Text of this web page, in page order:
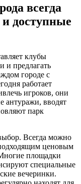
всегда
доступные
клубы
и предлагать
городе с
работает
игроков, они
антуражи, вводят
парк
Всегда можно
ценовым
площадки
специальные
вечеринки.